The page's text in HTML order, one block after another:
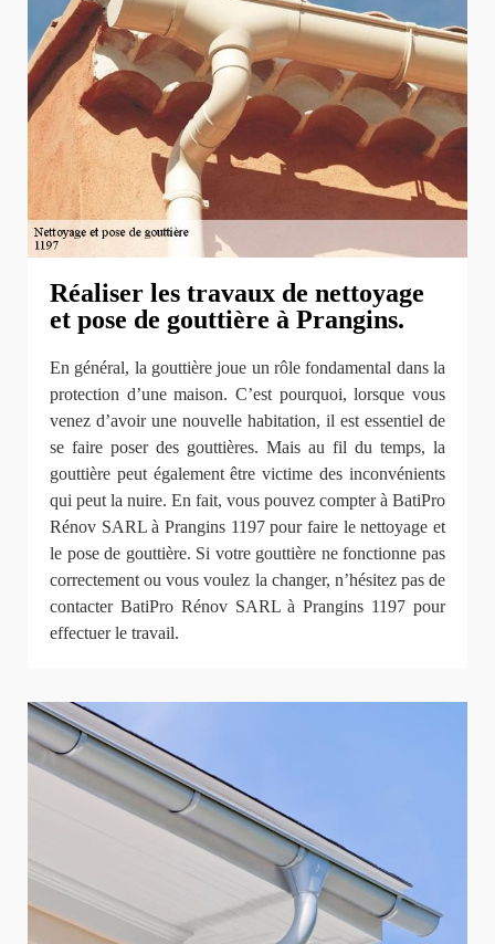
Réaliser les travaux de nettoyage
et pose de gouttière à Prangins.
En général, la gouttière joue un rôle fondamental dans la
protection d’une maison. C’est pourquoi, lorsque vous
venez d’avoir une nouvelle habitation, il est essentiel de
se faire poser des gouttières. Mais au fil du temps, la
gouttière peut également être victime des inconvénients
qui peut la nuire. En fait, vous pouvez compter à BatiPro
Rénov SARL à Prangins 1197 pour faire le nettoyage et
le pose de gouttière. Si votre gouttière ne fonctionne pas
correctement ou vous voulez la changer, n’hésitez pas de
contacter BatiPro Rénov SARL à Prangins 1197 pour
effectuer le travail.